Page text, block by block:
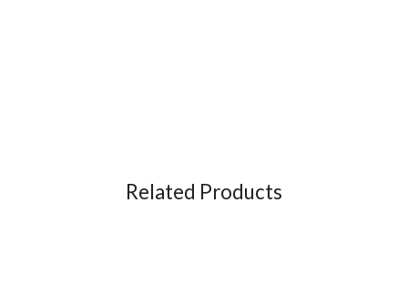
Related Products